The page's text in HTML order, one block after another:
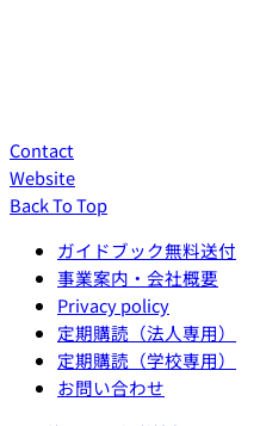
Contact
Website
Back To Top
ガイドブック無料送付
事業案内・会社概要
Privacy policy
定期購読（法人専用）
定期購読（学校専用）
お問い合わせ